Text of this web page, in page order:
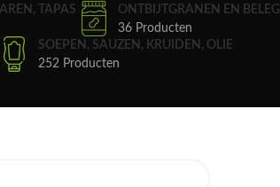
TAPAS
ONTBIJTGRANEN EN BELEG
36 Producten
SOEPEN, SAUZEN, KRUIDEN, OLIE
252 Producten